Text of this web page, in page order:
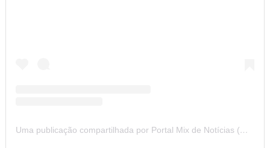
Uma publicação compartilhada por Portal Mix de Notícias (@portalmixdenoticias)